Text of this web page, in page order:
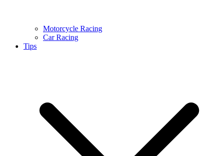
Motorcycle Racing
Car Racing
Tips